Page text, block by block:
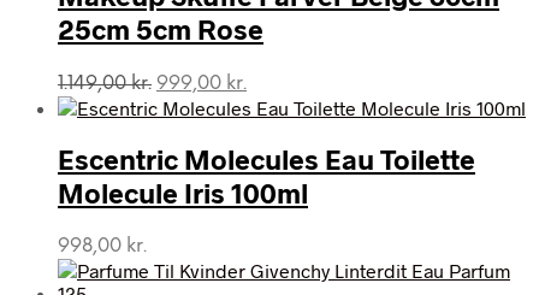
25cm 5cm Rose
1.149,00kr. Den
oprindelige
var:
1.149,00 kr..
999,00 kr.
aktuelle
er:
999,00 kr..
Escentric Molecules Eau Toilette
Molecule Iris 100ml
998,00 kr.